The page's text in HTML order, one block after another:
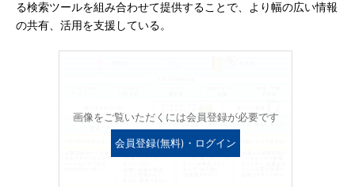
る検索ツールを組み合わせて提供することで、より幅の広い情報
の共有、活用を支援している。
画像をご覧いただくには会員登録が必要です
会員登録(無料)・ログイン